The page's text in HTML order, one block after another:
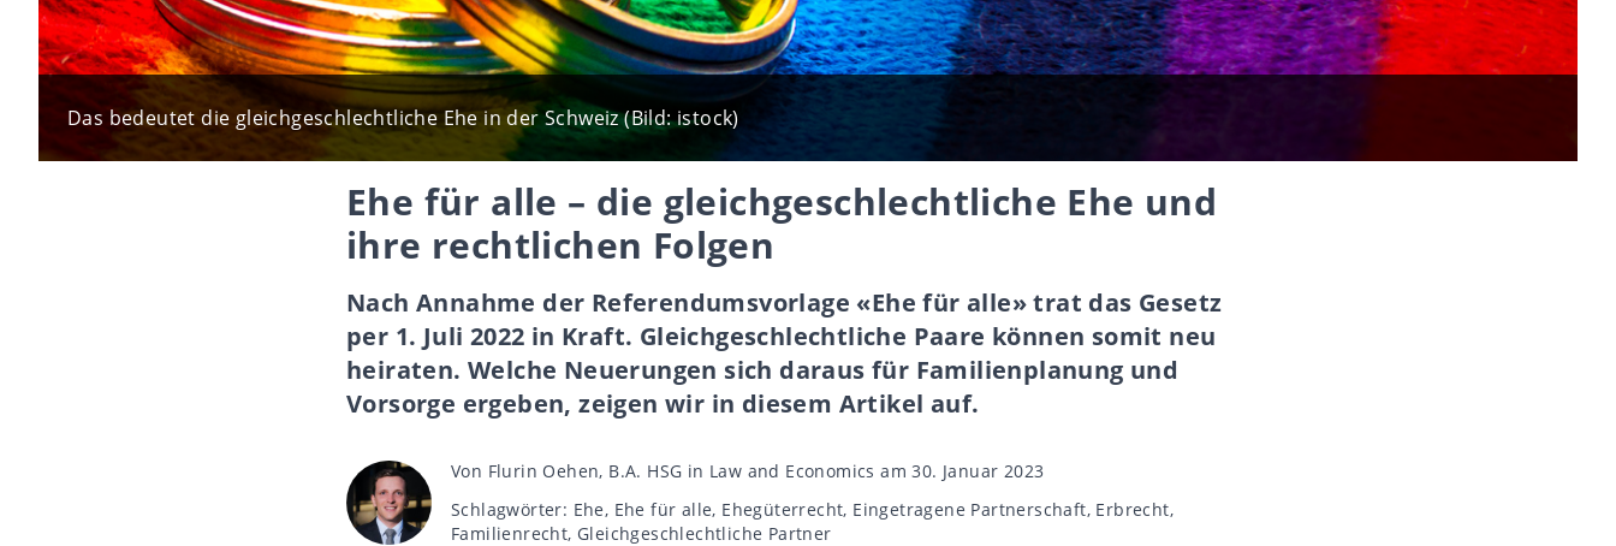
Das bedeutet die gleichgeschlechtliche Ehe in der Schweiz (Bild: istock)
Ehe für alle – die gleichgeschlechtliche Ehe und
ihre rechtlichen Folgen
Nach Annahme der Referendumsvorlage «Ehe für alle» trat das Gesetz
per 1. Juli 2022 in Kraft. Gleichgeschlechtliche Paare können somit neu
heiraten. Welche Neuerungen sich daraus für Familienplanung und
Vorsorge ergeben, zeigen wir in diesem Artikel auf.
Beitragsautor
Von Flurin Oehen, B.A. HSG in Law and Economics am 30. Januar 2023
Schlagwörter
Schlagwörter: Ehe, Ehe für alle, Ehegüterrecht, Eingetragene Partnerschaft, Erbrecht,
Familienrecht, Gleichgeschlechtliche Partner